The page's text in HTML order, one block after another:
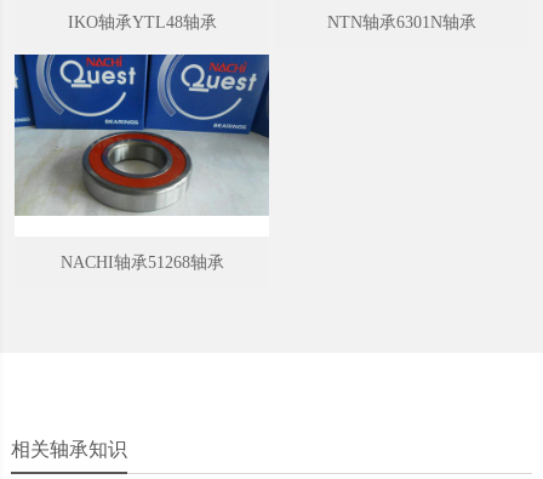
轴承座孔是较松配合时，可用压力机将轴承先压装在轴上，然后将轴
连同轴承一起装入轴承座孔内，压装时在轴承内圈端面上，垫一软金
属材料做的装配套管（铜或软钢），轴承外圈与轴承座孔紧配合，内
圈与轴为较松配合时，可将轴承先压入轴承座孔内，这时装配套管的
外径应略小于座孔的直径.如果轴承套圈与轴及座孔都是紧配合时，安
装室内圈和外圈要同时压入轴和座孔，装配套管的结构应能同时押紧
轴承内圈和外圈的端面。
深沟球轴承安装方法二：加热配合：通过加热轴承或轴承座，利用热
方法，可以避免配合面受到擦伤。用油箱加热轴承时，在距箱底一定
距离处应有一网栅，或者用钩子吊着轴承，轴承不能放到箱底上，以
IKO轴承YTL48轴承 NTN轴承6301N轴承
NACHI轴承51268轴承
相关轴承知识